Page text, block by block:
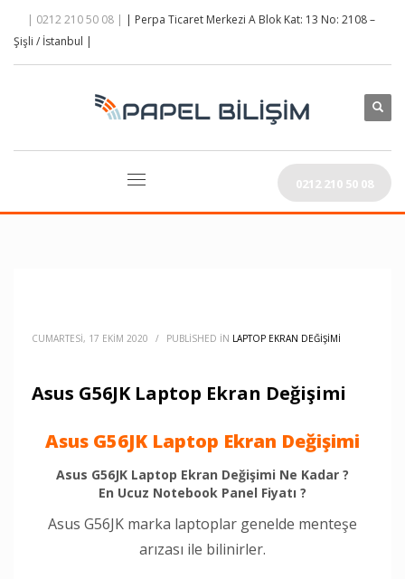
| 0212 210 50 08 | | Perpa Ticaret Merkezi A Blok Kat: 13 No: 2108 –
Şişli / İstanbul |
0212 210 50 08
CUMARTESI, 17 EKIM 2020 / PUBLISHED IN LAPTOP EKRAN DEĞIŞIMI
Asus G56JK Laptop Ekran Değişimi
Asus G56JK Laptop Ekran Değişimi
Asus G56JK Laptop Ekran Değişimi Ne Kadar ?
En Ucuz Notebook Panel Fiyatı ?
Asus G56JK marka laptoplar genelde menteşe
arızası ile bilinirler.